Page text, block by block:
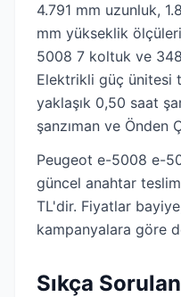
4.791 mm uzunluk,
mm yükseklik
5008 7 koltuk ve
Elektrikli güç ünitesi
yaklaşık 0,50 saat
şanzıman ve Önden
Peugeot e-5008 e-
güncel anahtar
TL'dir. Fiyatlar
kampanyalara göre
Sıkça